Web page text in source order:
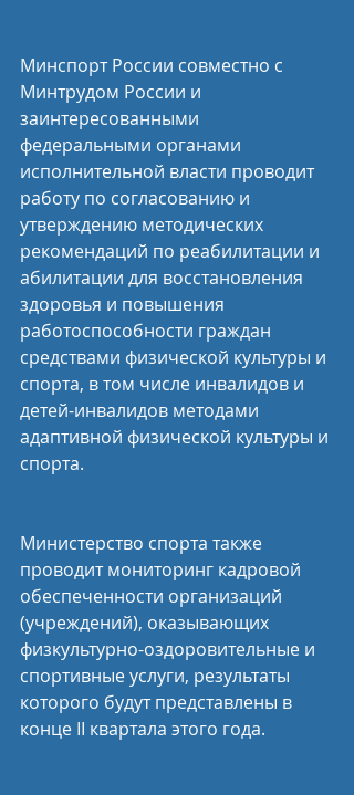
Минспорт России совместно с
Минтрудом России и
заинтересованными
федеральными органами
исполнительной власти проводит
работу по согласованию и
утверждению методических
рекомендаций по реабилитации и
абилитации для восстановления
здоровья и повышения
работоспособности граждан
средствами физической культуры и
спорта, в том числе инвалидов и
детей-инвалидов методами
адаптивной физической культуры и
спорта.
Министерство спорта также
проводит мониторинг кадровой
обеспеченности организаций
(учреждений), оказывающих
физкультурно-оздоровительные и
спортивные услуги, результаты
которого будут представлены в
конце II квартала этого года.